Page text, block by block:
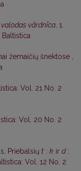
vārdnīca , 1.
Baltistica
žemaičių šnektose
Vol. 21 No. 2
Vol. 20 No. 2
Priebalsių t : k ir d:
Vol. 12 No. 2